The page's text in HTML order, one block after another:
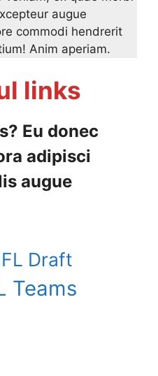
augue
commodi hendrerit
Anim aperiam.
links
Eu donec
adipisci
augue
Draft
Teams